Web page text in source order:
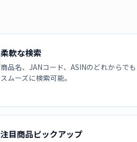
柔軟な検索
商品名、JANコード、ASINのどれからでも
スムーズに検索可能。
注目商品ピックアップ